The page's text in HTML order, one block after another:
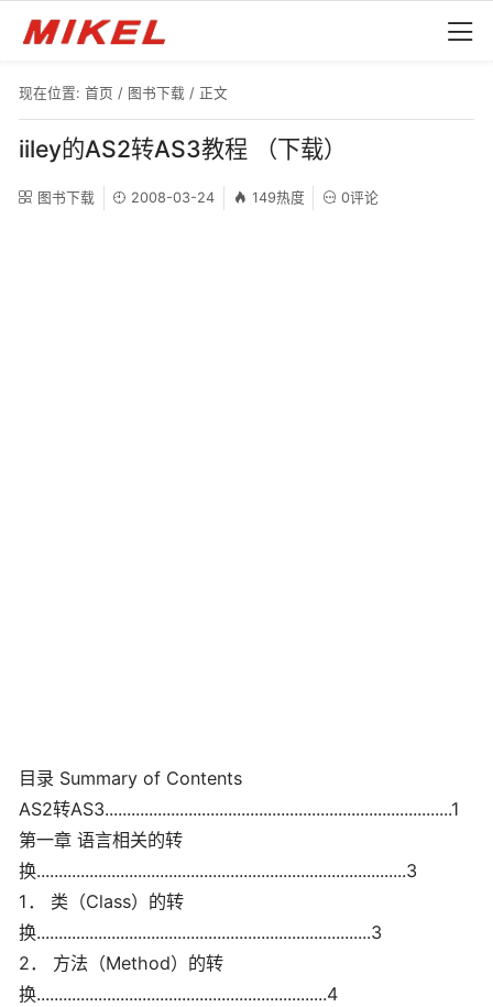
现在位置: 首页 / 图书下载 / 正文
iiley的AS2转AS3教程 （下载）
图书下载 2008-03-24 149热度 0评论
目录 Summary of Contents
AS2转AS3...............................................................................1
第一章 语言相关的转
换....................................................................................3
1． 类（Class）的转
换............................................................................3
2． 方法（Method）的转
换..................................................................4